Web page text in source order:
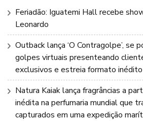
Feriadão: Iguatemi Hall recebe
Leonardo
Outback lança ‘O Contragolpe’, se
golpes virtuais presenteando
exclusivos e estreia formato
Natura Kaiak lança fragrâncias a
inédita na perfumaria mundial que
capturados em uma expedição